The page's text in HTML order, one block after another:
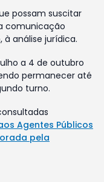
possam suscitar
comunicação
à análise jurídica.
a 4 de outubro
permanecer até
turno.
Agentes Públicos
pela